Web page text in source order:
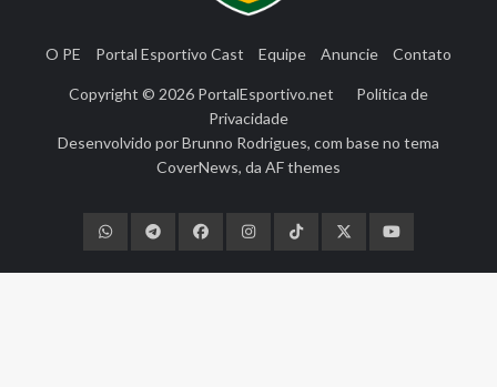
O PE Portal Esportivo Cast Equipe Anuncie Contato
Copyright © 2026 PortalEsportivo.net
Política de
Privacidade
Desenvolvido porBrunno Rodrigues, com base no tema
CoverNews, da AF themes